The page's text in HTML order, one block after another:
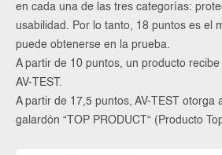
en cada una de las tres categorías:
usabilidad. Por lo tanto, 18 puntos es el
puede obtenerse en la prueba.
A partir de 10 puntos, un producto
AV-TEST.
A partir de 17,5 puntos, AV-TEST otorga
galardón “TOP PRODUCT“ (Producto